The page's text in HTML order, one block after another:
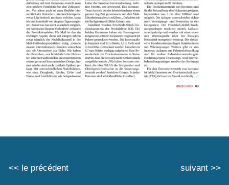
<< le précédent suivant >>